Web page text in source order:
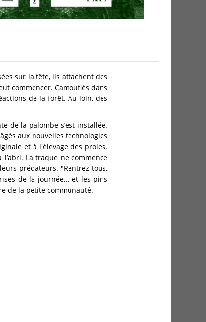
sur la tête, ils attachent des
commencer. Camouflés dans
de la forêt. Au loin, des
de la palombe s’est installée.
aux nouvelles technologies
et à l'élevage des proies.
La traque ne commence
prédateurs. "Rentrez tous,
de la journée... et les pins
de la petite communauté.